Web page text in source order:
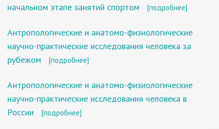
начальном этапе занятий спортом
[подробнее]
Антропологические и анатомо-физиологические
научно-практические исследования человека за
рубежом
[подробнее]
Антропологические и анатомо-физиологические
научно-практические исследования человека в
России
[подробнее]